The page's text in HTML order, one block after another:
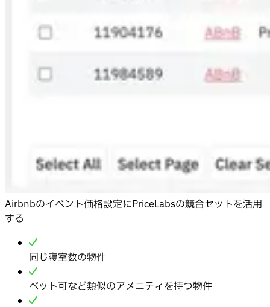
Airbnbのイベント価格設定にPriceLabsの競合セットを活用
する
同じ寝室数の物件
ペット可など類似のアメニティを持つ物件